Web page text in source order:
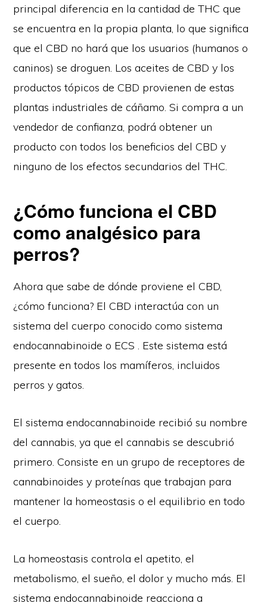
principal diferencia en la cantidad de THC que
se encuentra en la propia planta, lo que significa
que el CBD no hará que los usuarios (humanos o
caninos) se droguen. Los aceites de CBD y los
productos tópicos de CBD provienen de estas
plantas industriales de cáñamo. Si compra a un
vendedor de confianza, podrá obtener un
producto con todos los beneficios del CBD y
ninguno de los efectos secundarios del THC.
¿Cómo funciona el CBD
como analgésico para
perros?
Ahora que sabe de dónde proviene el CBD,
¿cómo funciona? El CBD interactúa con un
sistema del cuerpo conocido como sistema
endocannabinoide o ECS . Este sistema está
presente en todos los mamíferos, incluidos
perros y gatos.
El sistema endocannabinoide recibió su nombre
del cannabis, ya que el cannabis se descubrió
primero. Consiste en un grupo de receptores de
cannabinoides y proteínas que trabajan para
mantener la homeostasis o el equilibrio en todo
el cuerpo.
La homeostasis controla el apetito, el
metabolismo, el sueño, el dolor y mucho más. El
sistema endocannabinoide reacciona a